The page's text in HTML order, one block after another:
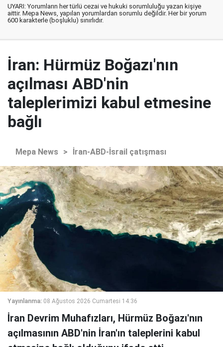
UYARI: Yorumların her türlü cezai ve hukuki sorumluluğu yazan kişiye
aittir. Mepa News, yapılan yorumlardan sorumlu değildir. Her bir yorum
600 karakterle (boşluklu) sınırlıdır.
İran: Hürmüz Boğazı'nın
açılması ABD'nin
taleplerimizi kabul etmesine
bağlı
Mepa News > İran-ABD-İsrail çatışması
Yayınlanma: 08 Ağustos 2026 Cumartesi 14:36
İran Devrim Muhafızları, Hürmüz Boğazı'nın
açılmasının ABD'nin İran'ın taleplerini kabul